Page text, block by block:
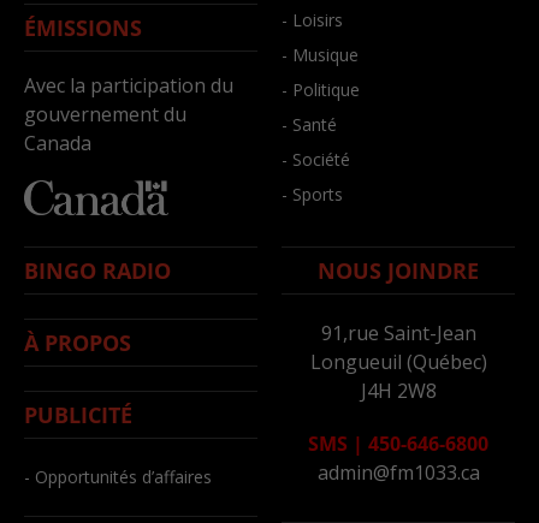
ÉMISSIONS
Avec la participation du
gouvernement du
Canada
- Loisirs
- Musique
- Politique
- Santé
- Société
- Sports
BINGO RADIO
À PROPOS
PUBLICITÉ
- Opportunités d’affaires
NOUS JOINDRE
91,rue Saint-Jean
Longueuil (Québec)
J4H 2W8
SMS | 450-646-6800
admin@fm1033.ca